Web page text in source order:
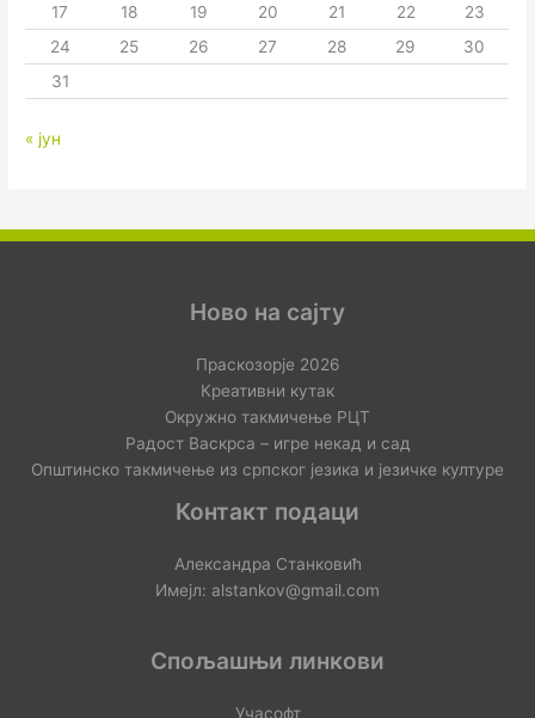
17
18 19 20 21 22
23
24
25 26 27 28 29
30
31
« јун
Ново на сајту
Праскозорје 2026
Креативни кутак
Окружно такмичење РЦТ
Радост Васкрса – игре некад и сад
Општинско такмичење из српског језика и језичке културе
Контакт подаци
Александра Станковић
Имејл: alstankov@gmail.com
Спољашњи линкови
Учасофт